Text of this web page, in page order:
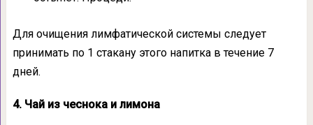
Для очищения лимфатической системы следует
принимать по 1 стакану этого напитка в течение 7
дней.
4. Чай из чеснока и лимона